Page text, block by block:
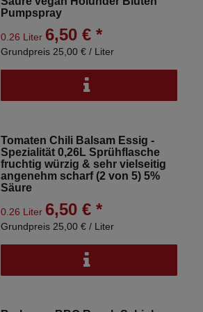
Pumpspray
0.26 Liter 6,50 € *
Grundpreis 25,00 € / Liter
Tomaten Chili Balsam Essig -
Spezialität 0,26L Sprühflasche
fruchtig würzig & sehr vielseitig
angenehm scharf (2 von 5) 5%
Säure
0.26 Liter 6,50 € *
Grundpreis 25,00 € / Liter